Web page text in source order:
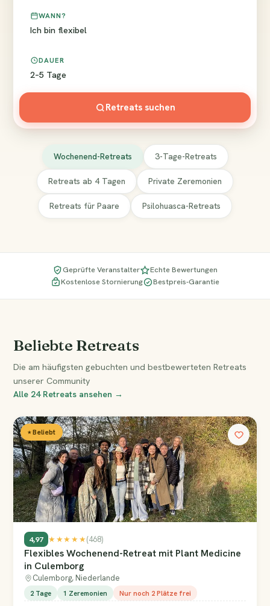
WANN?
Ich bin flexibel
DAUER
2–5 Tage
Retreats suchen
Wochenend-Retreats 3-Tage-Retreats
Retreats ab 4 Tagen Private Zeremonien
Retreats für Paare Psilohuasca-Retreats
Geprüfte Veranstalter
Echte Bewertungen
Kostenlose Stornierung
Bestpreis-Garantie
Beliebte Retreats
Die am häufigsten gebuchten und bestbewerteten Retreats
unserer Community
Alle 24 Retreats ansehen →
⭑ Beliebt
4,97 ★★★★★(468)
Flexibles Wochenend-Retreat mit Plant Medicine
in Culemborg
Culemborg, Niederlande
2 Tage 1 Zeremonien Nur noch 2 Plätze frei